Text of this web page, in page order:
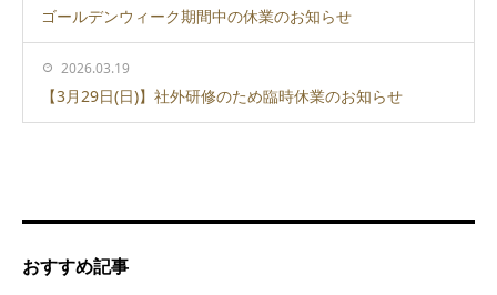
ゴールデンウィーク期間中の休業のお知らせ
2026.03.19
【3月29日(日)】社外研修のため臨時休業のお知らせ
おすすめ記事